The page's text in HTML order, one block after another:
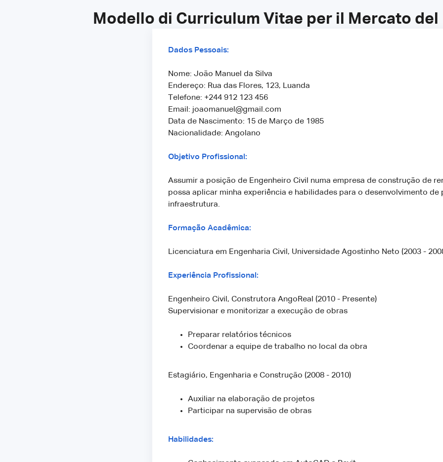
Modello di Curriculum Vitae per il Mercato
Dados Pessoais:
Nome: João Manuel da Silva
Endereço: Rua das Flores, 123, Luanda
Telefone: +244 912 123 456
Email: joaomanuel@gmail.com
Data de Nascimento: 15 de Março de 1985
Nacionalidade: Angolano
Objetivo Profissional:
Assumir a posição de Engenheiro Civil numa empresa de construção de
possa aplicar minha experiência e habilidades para o desenvolvimento de
infraestrutura.
Formação Acadêmica:
Licenciatura em Engenharia Civil, Universidade Agostinho Neto (2003 -
Experiência Profissional:
Engenheiro Civil, Construtora AngoReal (2010 - Presente)
Supervisionar e monitorizar a execução de obras
Preparar relatórios técnicos
Coordenar a equipe de trabalho no local da obra
Estagiário, Engenharia e Construção (2008 - 2010)
Auxiliar na elaboração de projetos
Participar na supervisão de obras
Habilidades: